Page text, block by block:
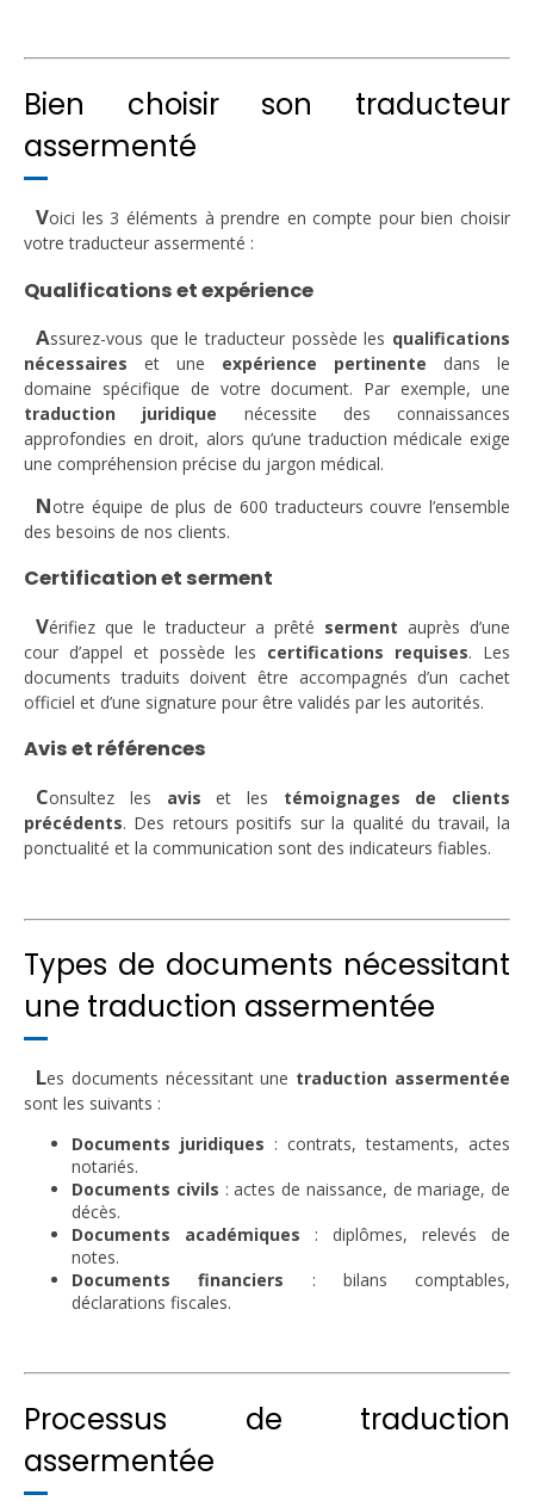
Bien choisir son traducteur
assermenté
Voici les 3 éléments à prendre en compte pour bien choisir
votre traducteur assermenté :
Qualifications et expérience
Assurez-vous que le traducteur possède les qualifications
nécessaires et une expérience pertinente dans le
domaine spécifique de votre document. Par exemple, une
traduction juridique nécessite des connaissances
approfondies en droit, alors qu’une traduction médicale exige
une compréhension précise du jargon médical.
Notre équipe de plus de 600 traducteurs couvre l’ensemble
des besoins de nos clients.
Certification et serment
Vérifiez que le traducteur a prêté serment auprès d’une
cour d’appel et possède les certifications requises. Les
documents traduits doivent être accompagnés d’un cachet
officiel et d’une signature pour être validés par les autorités.
Avis et références
Consultez les avis et les témoignages de clients
précédents. Des retours positifs sur la qualité du travail, la
ponctualité et la communication sont des indicateurs fiables.
Types de documents nécessitant
une traduction assermentée
Les documents nécessitant une traduction assermentée
sont les suivants :
Documents juridiques : contrats, testaments, actes
notariés.
Documents civils : actes de naissance, de mariage, de
décès.
Documents académiques : diplômes, relevés de
notes.
Documents financiers : bilans comptables,
déclarations fiscales.
Processus de traduction
assermentée